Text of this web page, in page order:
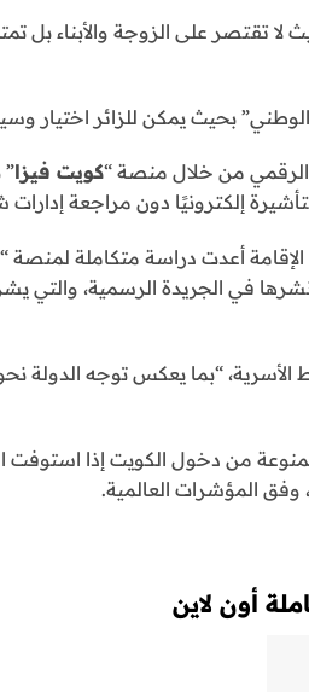
تقتصر على الزوجة والأبناء بل
بحيث يمكن للزائر اختيار
الرقمي من خلال منصة “كويت فيزا”
إلكترونيًا دون مراجعة إدارات
الإقامة أعدت دراسة متكاملة
في الجريدة الرسمية، والتي
“بما يعكس توجه الدولة
من دخول الكويت إذا استوفت
وفق المؤشرات العالمية.
أون لاين